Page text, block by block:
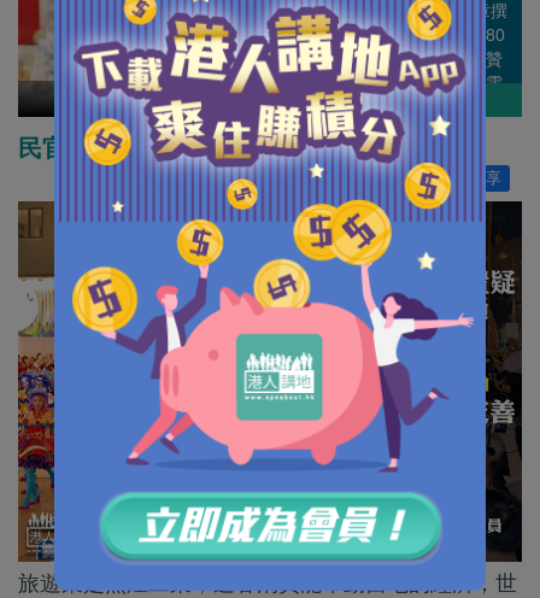
葉慶寧
務。 葉先生公餘時間亦在多家報章撰
文，為旅遊業和社會釋放正能量。80
年初，本港面對金融風暴期間，他贊
助亞洲電視拍製一系列感人勵志的電
視記錄片集“尋找他鄉的故事”，以逆
境求存為主題，感染全球華人。 葉先
生現任經濟發展委員會小組成員，旅
行代理商諮詢委員會委員，特別行政
區選舉委員會委員，香港旅遊社東主
協會會長等多項公職。
作者其他博評
民官商合作 振興港旅業
分享
讚好 0
旅遊業是無煙工業，遊客消費能帶動當地的經濟，世